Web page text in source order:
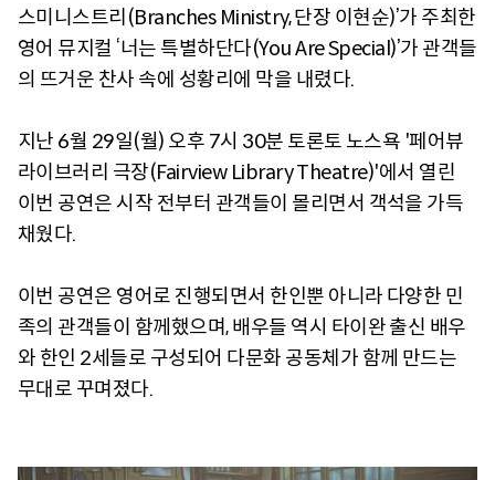
스미니스트리(Branches Ministry, 단장 이현순)’가 주최한
영어 뮤지컬 ‘너는 특별하단다(You Are Special)’가 관객들
의 뜨거운 찬사 속에 성황리에 막을 내렸다.
지난 6월 29일(월) 오후 7시 30분 토론토 노스욕 '페어뷰
라이브러리 극장(Fairview Library Theatre)'에서 열린
이번 공연은 시작 전부터 관객들이 몰리면서 객석을 가득
채웠다.
이번 공연은 영어로 진행되면서 한인뿐 아니라 다양한 민
족의 관객들이 함께했으며, 배우들 역시 타이완 출신 배우
와 한인 2세들로 구성되어 다문화 공동체가 함께 만드는
무대로 꾸며졌다.